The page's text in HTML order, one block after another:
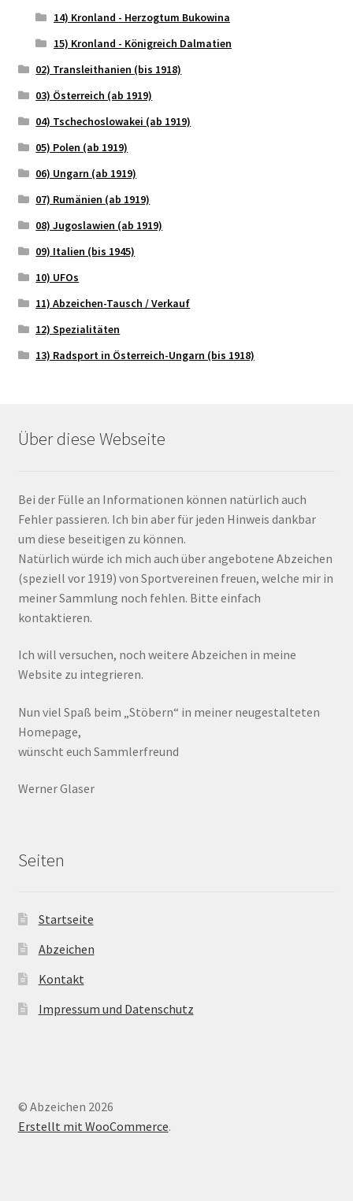
14) Kronland - Herzogtum Bukowina
15) Kronland - Königreich Dalmatien
02) Transleithanien (bis 1918)
03) Österreich (ab 1919)
04) Tschechoslowakei (ab 1919)
05) Polen (ab 1919)
06) Ungarn (ab 1919)
07) Rumänien (ab 1919)
08) Jugoslawien (ab 1919)
09) Italien (bis 1945)
10) UFOs
11) Abzeichen-Tausch / Verkauf
12) Spezialitäten
13) Radsport in Österreich-Ungarn (bis 1918)
Über diese Webseite
Bei der Fülle an Informationen können natürlich auch
Fehler passieren. Ich bin aber für jeden Hinweis dankbar
um diese beseitigen zu können.
Natürlich würde ich mich auch über angebotene Abzeichen
(speziell vor 1919) von Sportvereinen freuen, welche mir in
meiner Sammlung noch fehlen. Bitte einfach
kontaktieren.
Ich will versuchen, noch weitere Abzeichen in meine
Website zu integrieren.
Nun viel Spaß beim „Stöbern“ in meiner neugestalteten
Homepage,
wünscht euch Sammlerfreund
Werner Glaser
Seiten
Startseite
Abzeichen
Kontakt
Impressum und Datenschutz
© Abzeichen 2026
Erstellt mit WooCommerce.